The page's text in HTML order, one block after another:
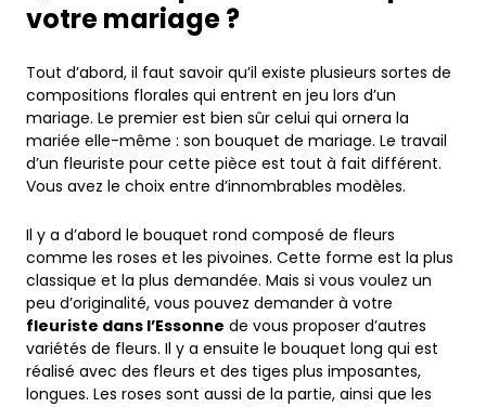
votre mariage ?
Tout d’abord, il faut savoir qu’il existe plusieurs sortes de
compositions florales qui entrent en jeu lors d’un
mariage. Le premier est bien sûr celui qui ornera la
mariée elle-même : son bouquet de mariage. Le travail
d’un fleuriste pour cette pièce est tout à fait différent.
Vous avez le choix entre d’innombrables modèles.
Il y a d’abord le bouquet rond composé de fleurs
comme les roses et les pivoines. Cette forme est la plus
classique et la plus demandée. Mais si vous voulez un
peu d’originalité, vous pouvez demander à votre
fleuriste dans l’Essonne de vous proposer d’autres
variétés de fleurs. Il y a ensuite le bouquet long qui est
réalisé avec des fleurs et des tiges plus imposantes,
longues. Les roses sont aussi de la partie, ainsi que les